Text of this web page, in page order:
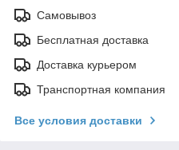
Самовывоз
Бесплатная доставка
Доставка курьером
Транспортная компания
Все условия доставки